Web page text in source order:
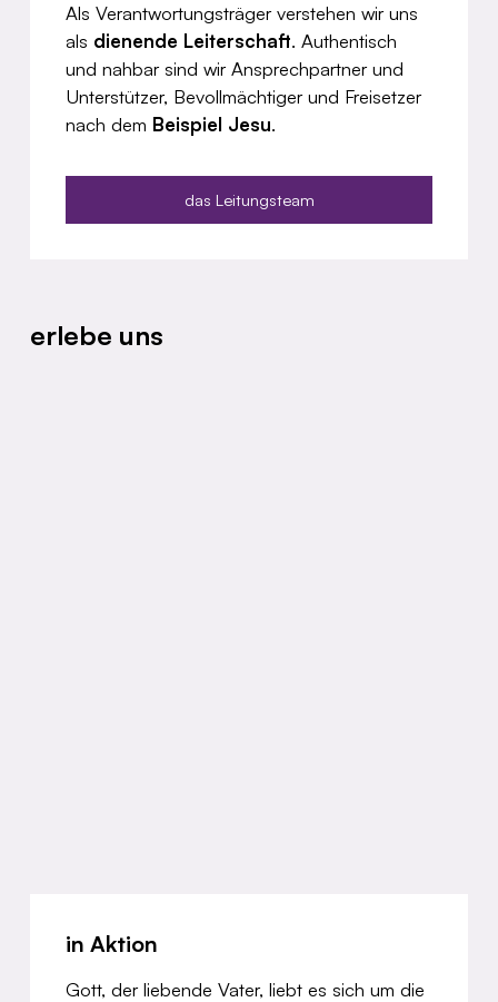
Als Verantwortungsträger verstehen wir uns
als dienende Leiterschaft. Authentisch
und nahbar sind wir Ansprechpartner und
Unterstützer, Bevollmächtiger und Freisetzer
nach dem Beispiel Jesu.
das Leitungsteam
erlebe uns
in Aktion
Gott, der liebende Vater, liebt es sich um die